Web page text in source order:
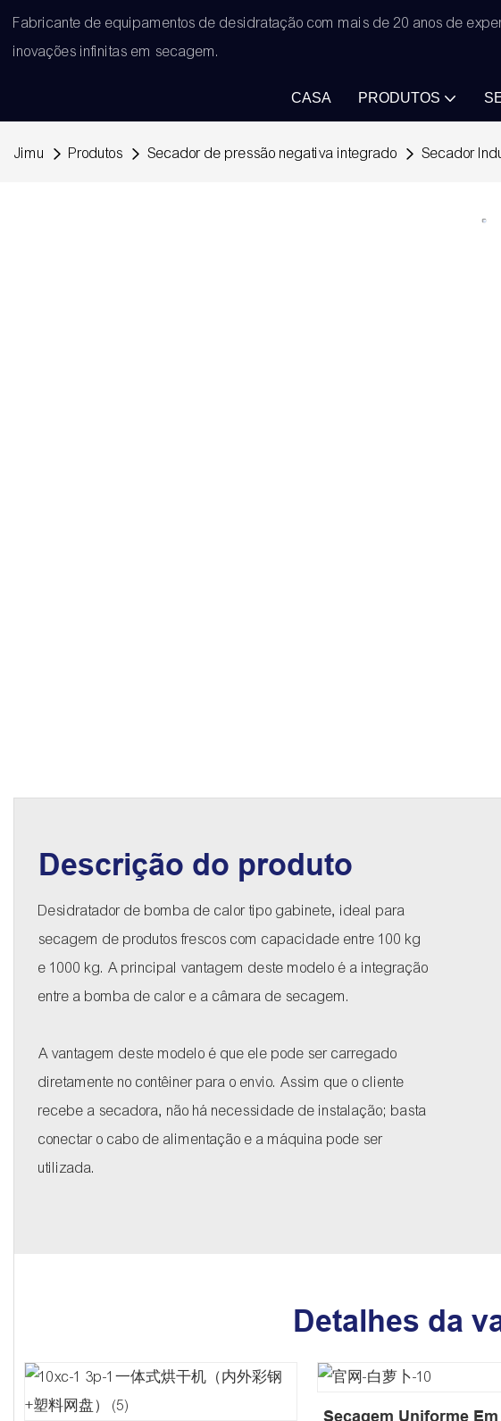
Fabricante de equipamentos de desidratação com mais de 20 anos de
inovações infinitas em secagem.
CASA PRODUTOS
Jimu Produtos Secador de pressão negativa integrado Secador
Descrição do produto
Desidratador de bomba de calor tipo gabinete, ideal para
secagem de produtos frescos com capacidade entre 100 kg
e 1000 kg. A principal vantagem deste modelo é a integração
entre a bomba de calor e a câmara de secagem.
A vantagem deste modelo é que ele pode ser carregado
diretamente no contêiner para o envio. Assim que o cliente
recebe a secadora, não há necessidade de instalação; basta
conectar o cabo de alimentação e a máquina pode ser
utilizada.
Detalhes da
Secagem Uniforme Em